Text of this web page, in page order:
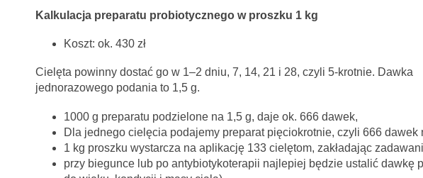
Kalkulacja preparatu probiotycznego w proszku 1 kg
Koszt: ok. 430 zł
Cielęta powinny dostać go w 1–2 dniu, 7, 14, 21 i 28, czyli 5-krotnie. Dawka
jednorazowego podania to 1,5 g.
1000 g preparatu podzielone na 1,5 g, daje ok. 666 dawek,
Dla jednego cielęcia podajemy preparat pięciokrotnie, czyli 666 dawek
1 kg proszku wystarcza na aplikację 133 cielętom, zakładając
przy biegunce lub po antybiotykoterapii najlepiej będzie ustalić dawkę